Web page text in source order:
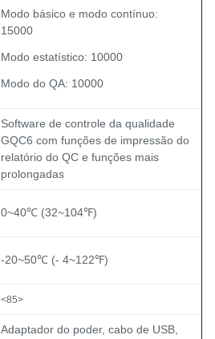
Modo básico e modo contínuo:
15000
Modo estatístico: 10000
Modo do QA: 10000
Software de controle da qualidade
GQC6 com funções de impressão do
relatório do QC e funções mais
prolongadas
0~40℃ (32~104℉)
-20~50℃ (- 4~122℉)
<85>
Adaptador do poder, cabo de USB,